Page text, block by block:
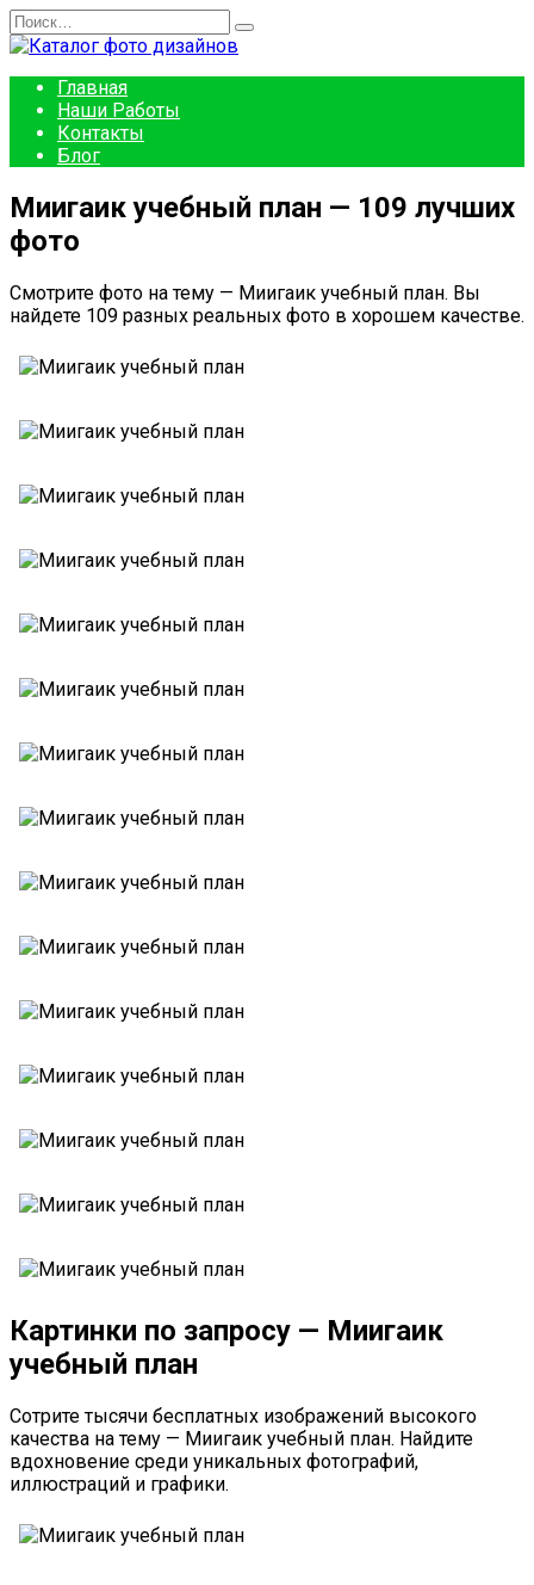
Перейти
к
Search
for:
Главная
Наши Работы
Контакты
Блог
Миигаик учебный план — 109 лучших
фото
Смотрите фото на тему — Миигаик учебный план. Вы
найдете 109 разных реальных фото в хорошем качестве.
Картинки по запросу — Миигаик
учебный план
Сотрите тысячи бесплатных изображений высокого
качества на тему — Миигаик учебный план. Найдите
вдохновение среди уникальных фотографий,
иллюстраций и графики.